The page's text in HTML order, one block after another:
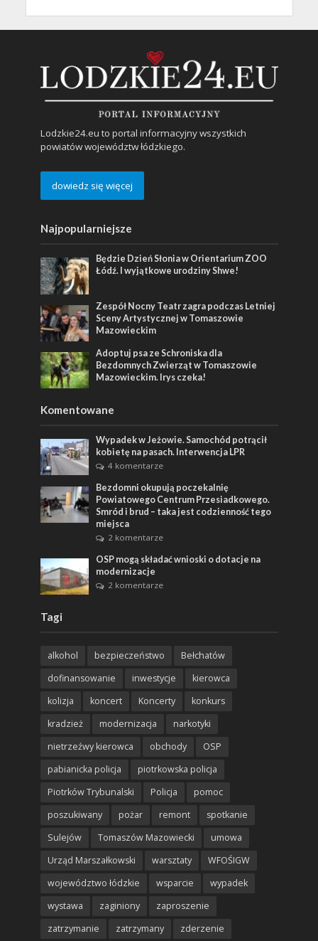
Lodzkie24.eu to portal informacyjny wszystkich
powiatów województw łódzkiego.
dowiedz się więcej
Najpopularniejsze
Będzie Dzień Słonia w Orientarium ZOO
Łódź. I wyjątkowe urodziny Shwe!
Zespół Nocny Teatr zagra podczas Letniej
Sceny Artystycznej w Tomaszowie
Mazowieckim
Adoptuj psa ze Schroniska dla
Bezdomnych Zwierząt w Tomaszowie
Mazowieckim. Irys czeka!
Komentowane
Wypadek w Jeżowie. Samochód potrącił
kobietę na pasach. Interwencja LPR
4 komentarze
Bezdomni okupują poczekalnię
Powiatowego Centrum Przesiadkowego.
Smród i brud – taka jest codzienność tego
miejsca
2 komentarze
OSP mogą składać wnioski o dotacje na
modernizacje
2 komentarze
Tagi
alkohol bezpieczeństwo
Bełchatów
dofinansowanie
inwestycje
kierowca
kolizja
koncert Koncerty
konkurs
kradzież
modernizacja
narkotyki
nietrzeźwy kierowca
obchody
OSP
pabianicka policja
piotrkowska policja
Piotrków Trybunalski
Policja
pomoc
poszukiwany
pożar remont
spotkanie
Sulejów
Tomaszów Mazowiecki
umowa
Urząd Marszałkowski
warsztaty
WFOŚIGW
województwo łódzkie
wsparcie
wypadek
wystawa
zaginiony
zaproszenie
zatrzymanie
zatrzymany zderzenie